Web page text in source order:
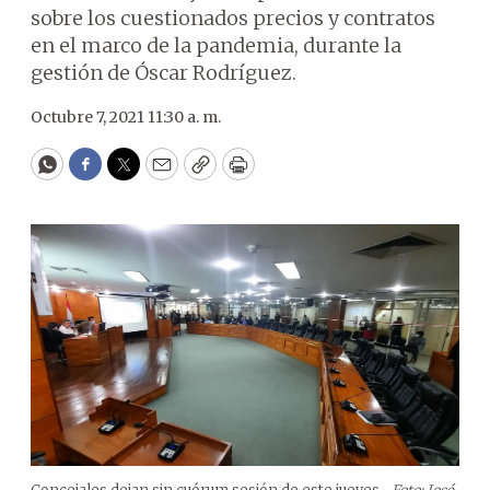
sobre los cuestionados precios y contratos
en el marco de la pandemia, durante la
gestión de Óscar Rodríguez.
Octubre 7, 2021 11:30 a. m.
WhatsApp
Facebook
Twitter
EmailCopyPrint